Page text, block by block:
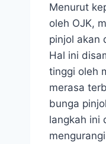
Menurut
oleh OJK,
pinjol akan
Hal ini
tinggi oleh
merasa
bunga
langkah ini